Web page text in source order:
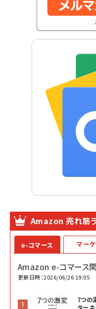
Amazon 売れ筋
e-コマース
Amazon e-コマース
更新日時：2026/06/26 19:05
7つの
マーケ